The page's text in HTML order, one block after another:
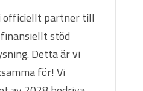
officiellt partner till
stöd
Detta är vi
för! Vi